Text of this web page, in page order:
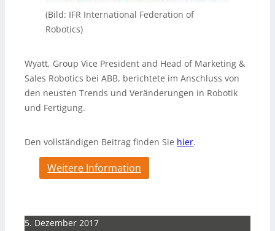
(Bild: IFR International Federation of
Robotics)
Wyatt, Group Vice President and Head of Marketing &
Sales Robotics bei ABB, berichtete im Anschluss von
den neusten Trends und Veränderungen in Robotik
und Fertigung.
Den vollständigen Beitrag finden Sie hier.
Weitere Information
5. Dezember 2017